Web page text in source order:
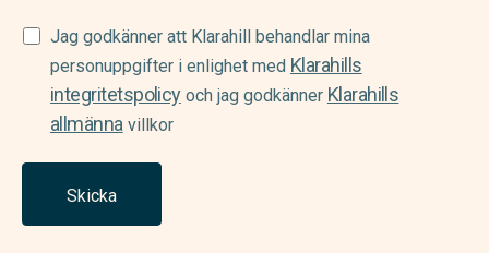
Samtycke
(Required)
Jag godkänner att Klarahill behandlar mina
personuppgifter i enlighet med Klarahills
integritetspolicyoch jag godkänner Klarahills
allmännavillkor
Skicka